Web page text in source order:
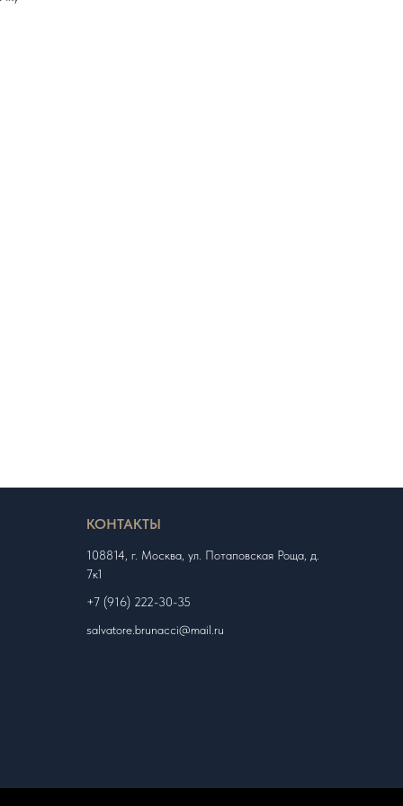
КОНТАКТЫ
108814, г. Москва, ул. Потаповская Роща, д.
7к1
+7 (916) 222-30-35
salvatore.brunacci@mail.ru